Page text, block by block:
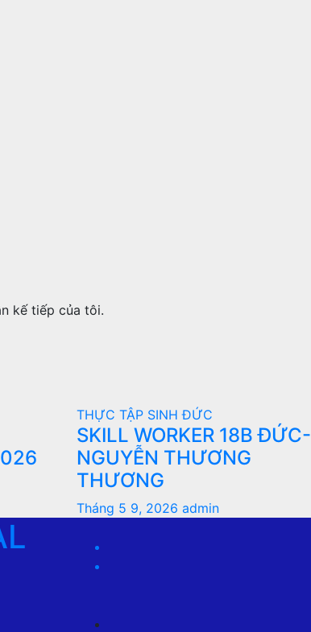
kế tiếp của tôi.
THỰC TẬP SINH ĐỨC
SKILL WORKER 18B ĐỨC-
NGUYỄN THƯƠNG
THƯƠNG
Tháng 5 9, 2026 admin